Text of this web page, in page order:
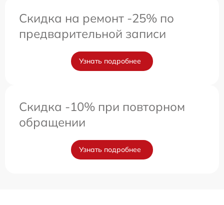
Скидка на ремонт -25% по
предварительной записи
Узнать подробнее
Скидка -10% при повторном
обращении
Узнать подробнее